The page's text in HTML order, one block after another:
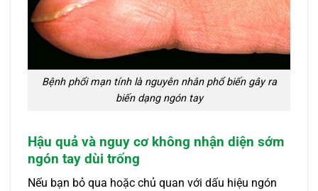
Bệnh phổi mạn tính là nguyên nhân phổ biến gây ra
biến dạng ngón tay
Hậu quả và nguy cơ không nhận diện sớm
ngón tay dùi trống
Nếu bạn bỏ qua hoặc chủ quan với dấu hiệu ngón